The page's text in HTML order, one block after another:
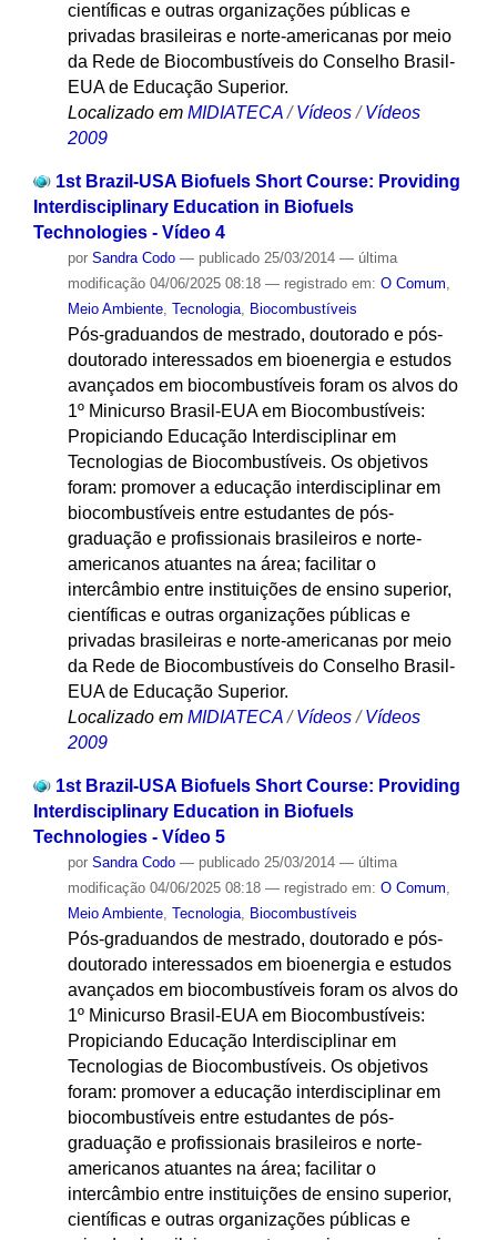
científicas e outras organizações públicas e
privadas brasileiras e norte-americanas por meio
da Rede de Biocombustíveis do Conselho Brasil-
EUA de Educação Superior.
Localizado em MIDIATECA /Vídeos /Vídeos
2009
1st Brazil-USA Biofuels Short Course: Providing
Interdisciplinary Education in Biofuels
Technologies - Vídeo 4
por Sandra Codo — publicado25/03/2014 — última
modificação04/06/2025 08:18 — registrado em: O Comum,
Meio Ambiente, Tecnologia, Biocombustíveis
Pós-graduandos de mestrado, doutorado e pós-
doutorado interessados em bioenergia e estudos
avançados em biocombustíveis foram os alvos do
1º Minicurso Brasil-EUA em Biocombustíveis:
Propiciando Educação Interdisciplinar em
Tecnologias de Biocombustíveis. Os objetivos
foram: promover a educação interdisciplinar em
biocombustíveis entre estudantes de pós-
graduação e profissionais brasileiros e norte-
americanos atuantes na área; facilitar o
intercâmbio entre instituições de ensino superior,
científicas e outras organizações públicas e
privadas brasileiras e norte-americanas por meio
da Rede de Biocombustíveis do Conselho Brasil-
EUA de Educação Superior.
Localizado em MIDIATECA /Vídeos /Vídeos
2009
1st Brazil-USA Biofuels Short Course: Providing
Interdisciplinary Education in Biofuels
Technologies - Vídeo 5
por Sandra Codo — publicado25/03/2014 — última
modificação04/06/2025 08:18 — registrado em: O Comum
Meio Ambiente, Tecnologia, Biocombustíveis
Pós-graduandos de mestrado, doutorado e pós-
doutorado interessados em bioenergia e estudos
avançados em biocombustíveis foram os alvos do
1º Minicurso Brasil-EUA em Biocombustíveis:
Propiciando Educação Interdisciplinar em
Tecnologias de Biocombustíveis. Os objetivos
foram: promover a educação interdisciplinar em
biocombustíveis entre estudantes de pós-
graduação e profissionais brasileiros e norte-
americanos atuantes na área; facilitar o
intercâmbio entre instituições de ensino superior,
científicas e outras organizações públicas e